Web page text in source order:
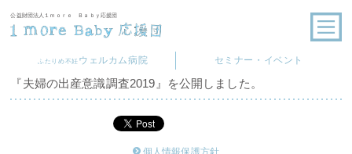
公益財団法人１ｍｏｒｅ Ｂａｂｙ応援団
ふたりめ不妊 ウェルカム病院 セミナー・イベント
『夫婦の出産意識調査2019』を公開しました。
個人情報保護方針